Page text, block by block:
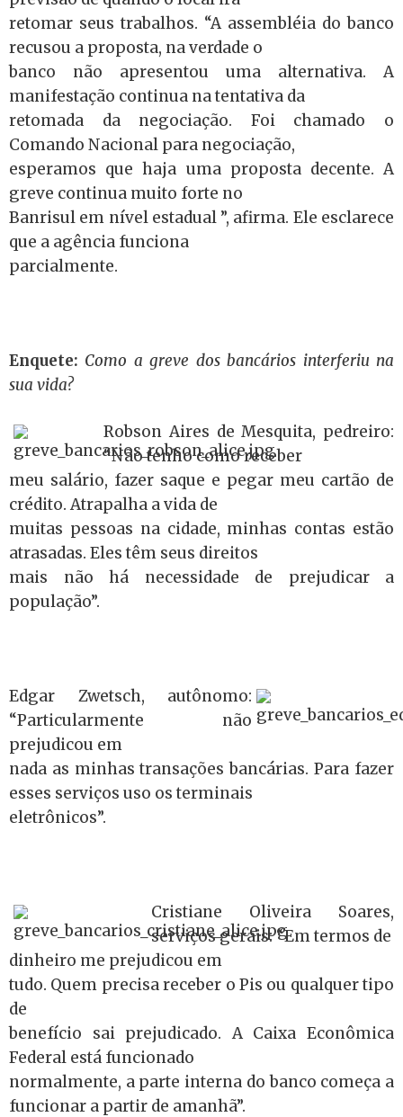
retomar seus trabalhos. “A assembléia do banco
recusou a proposta, na verdade o
banco não apresentou uma alternativa. A
manifestação continua na tentativa da
retomada da negociação. Foi chamado o
Comando Nacional para negociação,
esperamos que haja uma proposta decente. A
greve continua muito forte no
Banrisul em nível estadual ”, afirma. Ele esclarece
que a agência funciona
parcialmente.
Enquete: Como a greve dos bancários interferiu na
sua vida?
Robson Aires de Mesquita, pedreiro:
“Não tenho como receber
meu salário, fazer saque e pegar meu cartão de
crédito. Atrapalha a vida de
muitas pessoas na cidade, minhas contas estão
atrasadas. Eles têm seus direitos
mais não há necessidade de prejudicar a
população”.
Edgar Zwetsch, autônomo:
“Particularmente não
prejudicou em
nada as minhas transações bancárias. Para fazer
esses serviços uso os terminais
eletrônicos”.
Cristiane Oliveira Soares,
serviços gerais: “Em termos de
dinheiro me prejudicou em
tudo. Quem precisa receber o Pis ou qualquer tipo
de
benefício sai prejudicado. A Caixa Econômica
Federal está funcionado
normalmente, a parte interna do banco começa a
funcionar a partir de amanhã”.